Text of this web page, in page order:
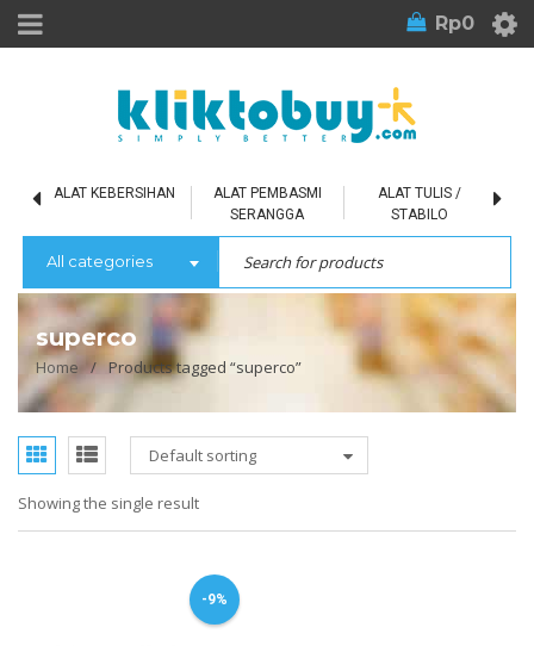
Rp0
ALAT KEBERSIHAN
ALAT PEMBASMI
SERANGGA
ALAT TULIS /
STABILO
All categories
superco
Home / Products tagged “superco”
Default sorting
Showing the single result
-9%